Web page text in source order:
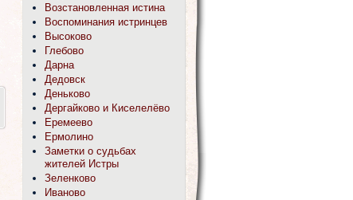
Возстановленная истина
Воспоминания истринцев
Высоково
Глебово
Дарна
Дедовск
Деньково
Дергайково и Киселелёво
Еремеево
Ермолино
Заметки о судьбах
жителей Истры
Зеленково
Иваново